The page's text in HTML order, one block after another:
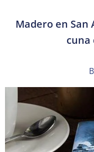
Madero en San
cuna